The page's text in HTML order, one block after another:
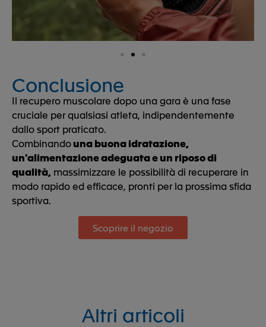
Conclusione
Il recupero muscolare dopo una gara è una fase
cruciale per qualsiasi atleta, indipendentemente
dallo sport praticato.
Combinandouna buona idratazione,
un'alimentazione adeguata e un riposo di
qualità, massimizzare le possibilità di recuperare in
modo rapido ed efficace, pronti per la prossima sfida
sportiva.
Scoprire il negozio
Altri articoli